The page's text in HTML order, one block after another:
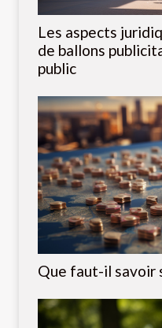
Les aspects
de ballons
public
Que faut-il savoir